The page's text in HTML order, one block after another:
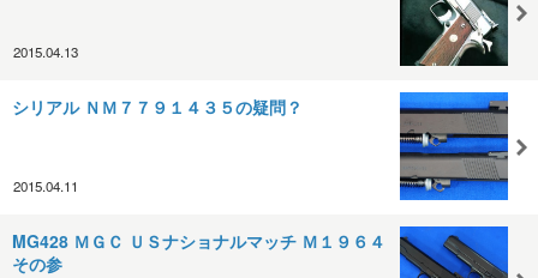
2015.04.13
シリアル ＮＭ７７９１４３５の疑問？
2015.04.11
MG428 ＭＧＣ ＵＳナショナルマッチ Ｍ１９６４
その参